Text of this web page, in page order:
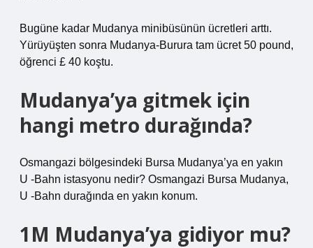
Bugüne kadar Mudanya minibüsünün ücretleri arttı.
Yürüyüşten sonra Mudanya-Burura tam ücret 50 pound,
öğrenci £ 40 koştu.
Mudanya’ya gitmek için
hangi metro durağında?
Osmangazi bölgesindeki Bursa Mudanya’ya en yakın
U -Bahn istasyonu nedir? Osmangazi Bursa Mudanya,
U -Bahn durağında en yakın konum.
1M Mudanya’ya gidiyor mu?